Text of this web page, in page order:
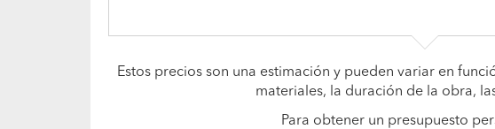
Estos precios son una estimación y pueden variar en
materiales, la duración de la obra,
Para obtener un presupuesto